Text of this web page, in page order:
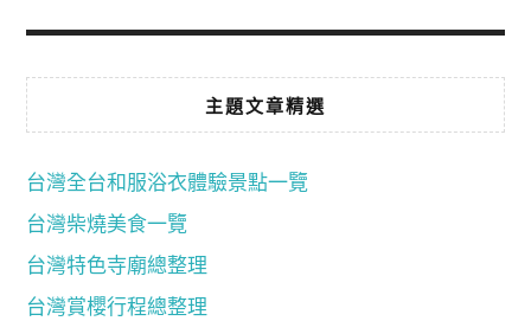
主題文章精選
台灣全台和服浴衣體驗景點一覽
台灣柴燒美食一覽
台灣特色寺廟總整理
台灣賞櫻行程總整理